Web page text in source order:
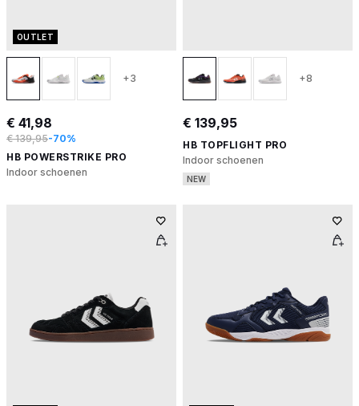
OUTLET
+3
€ 41,98
€ 139,95-70%
HB POWERSTRIKE PRO
Indoor schoenen
+8
€ 139,95
HB TOPFLIGHT PRO
Indoor schoenen
NEW